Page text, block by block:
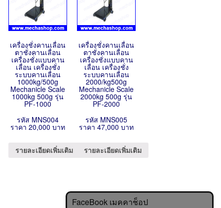
เครื่องชั่งคานเลื่อน
ตาชั่งคานเลื่อน
เครื่องชั่งแบบคาน
เลื่อน เครื่องชั่ง
ระบบคานเลื่อน
1000kg/500g
Mechanicle Scale
1000kg 500g รุ่น
PF-1000
รหัส MNS004
ราคา 20,000 บาท
รายละเอียดเพิ่มเติม
เครื่องชั่งคานเลื่อน
ตาชั่งคานเลื่อน
เครื่องชั่งแบบคาน
เลื่อน เครื่องชั่ง
ระบบคานเลื่อน
2000/kg500g
Mechanicle Scale
2000kg 500g รุ่น
PF-2000
รหัส MNS005
ราคา 47,000 บาท
รายละเอียดเพิ่มเติม
FaceBook เมคคาช็อป